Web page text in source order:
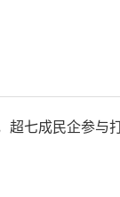
超七成民企参与